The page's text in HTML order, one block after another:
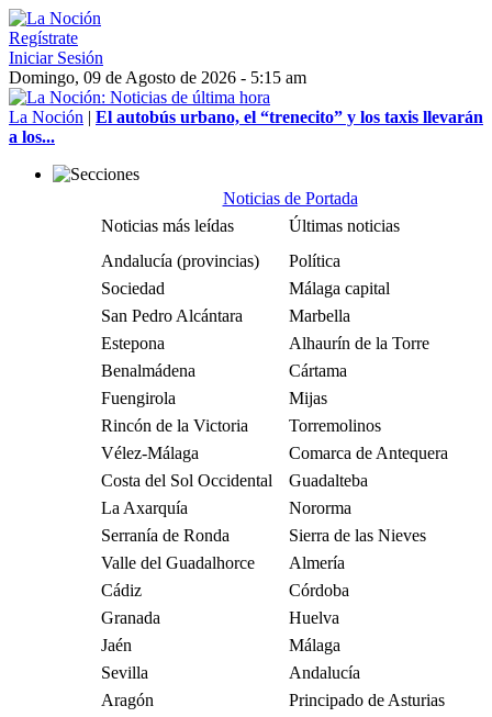
Regístrate
Iniciar Sesión
Domingo, 09 de Agosto de 2026 - 5:15 am
La Noción | El autobús urbano, el “trenecito” y los taxis llevarán
a los...
Noticias de Portada
Noticias más leídas
Últimas noticias
Andalucía (provincias)
Política
Sociedad
Málaga capital
San Pedro Alcántara
Marbella
Estepona
Alhaurín de la Torre
Benalmádena
Cártama
Fuengirola
Mijas
Rincón de la Victoria
Torremolinos
Vélez-Málaga
Comarca de Antequera
Costa del Sol Occidental
Guadalteba
La Axarquía
Nororma
Serranía de Ronda
Sierra de las Nieves
Valle del Guadalhorce
Almería
Cádiz
Córdoba
Granada
Huelva
Jaén
Málaga
Sevilla
Andalucía
Aragón
Principado de Asturias